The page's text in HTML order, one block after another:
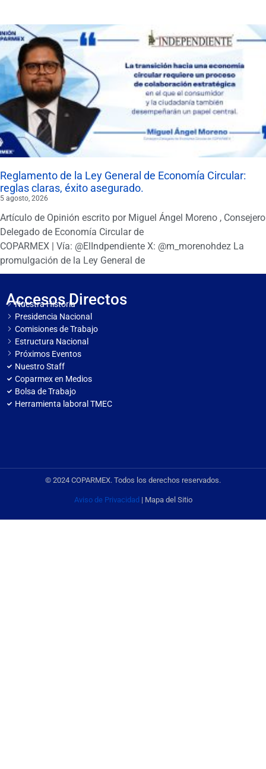
Reglamento de la Ley General de Economía Circular:
reglas claras, éxito asegurado.
5 agosto, 2026
Artículo de Opinión escrito por Miguel Ángel Moreno , Consejero
Delegado de Economía Circular de
COPARMEX | Vía: @ElIndpendiente X: @m_morenohdez La
promulgación de la Ley General de
Accesos Directos
Nuestra Historia
Presidencia Nacional
Comisiones de Trabajo
Estructura Nacional
Próximos Eventos
Nuestro Staff
Coparmex en Medios
Bolsa de Trabajo
Herramienta laboral TMEC
© 2024 COPARMEX. Todos los derechos reservados.
Aviso de Privacidad| Mapa del Sitio